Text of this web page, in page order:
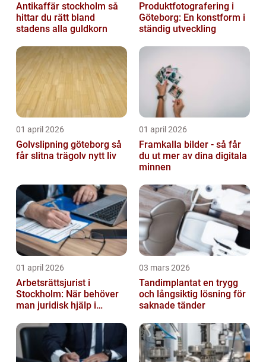
Antikaffär stockholm så
hittar du rätt bland
stadens alla guldkorn
Produktfotografering i
Göteborg: En konstform i
ständig utveckling
01 april 2026
Golvslipning göteborg så
får slitna trägolv nytt liv
01 april 2026
Framkalla bilder - så får
du ut mer av dina digitala
minnen
01 april 2026
Arbetsrättsjurist i
Stockholm: När behöver
man juridisk hjälp i
03 mars 2026
Tandimplantat en trygg
och långsiktig lösning för
saknade tänder